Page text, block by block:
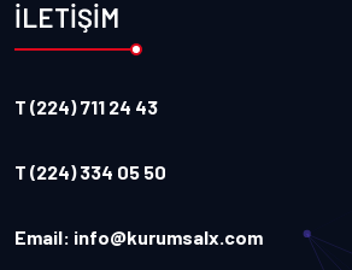
İLETİŞİM
T (224) 711 24 43
T (224) 334 05 50
Email: info@kurumsalx.com